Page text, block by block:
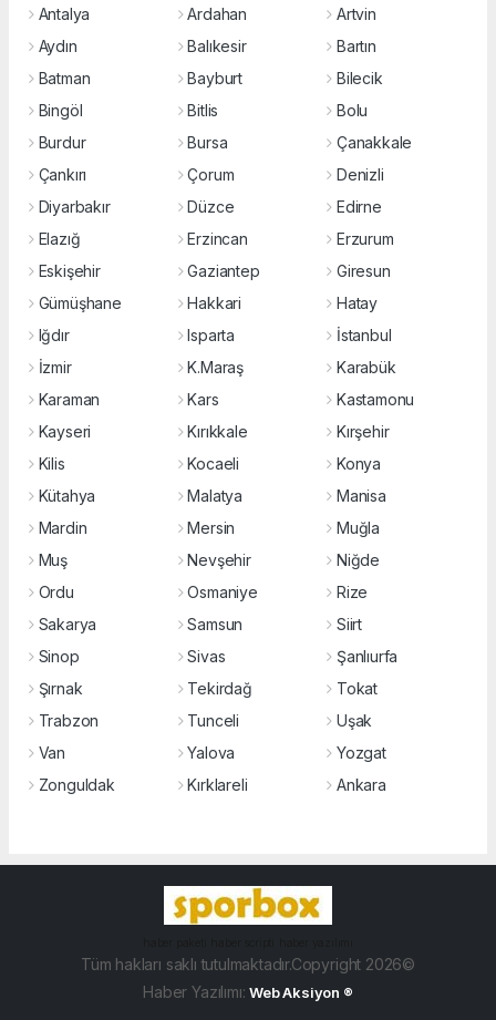
Antalya
Ardahan
Artvin
Aydın
Balıkesir
Bartın
Batman
Bayburt
Bilecik
Bingöl
Bitlis
Bolu
Burdur
Bursa
Çanakkale
Çankırı
Çorum
Denizli
Diyarbakır
Düzce
Edirne
Elazığ
Erzincan
Erzurum
Eskişehir
Gaziantep
Giresun
Gümüşhane
Hakkari
Hatay
Iğdır
Isparta
İstanbul
İzmir
K.Maraş
Karabük
Karaman
Kars
Kastamonu
Kayseri
Kırıkkale
Kırşehir
Kilis
Kocaeli
Konya
Kütahya
Malatya
Manisa
Mardin
Mersin
Muğla
Muş
Nevşehir
Niğde
Ordu
Osmaniye
Rize
Sakarya
Samsun
Siirt
Sinop
Sivas
Şanlıurfa
Şırnak
Tekirdağ
Tokat
Trabzon
Tunceli
Uşak
Van
Yalova
Yozgat
Zonguldak
Kırklareli Ankara
Tüm hakları saklı tutulmaktadır.Copyright 2026©
Haber Yazılımı:Web Aksiyon ®